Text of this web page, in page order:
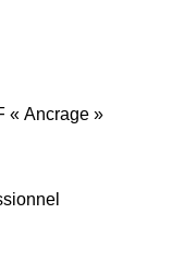
« Ancrage »